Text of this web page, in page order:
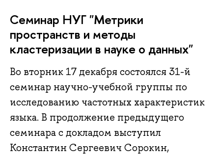
Семинар НУГ "Метрики
пространств и методы
кластеризации в науке о данных"
Во вторник 17 декабря состоялся 31-й
семинар научно-учебной группы по
исследованию частотных характеристик
языка. В продолжение предыдущего
семинара с докладом выступил
Константин Сергеевич Сорокин,